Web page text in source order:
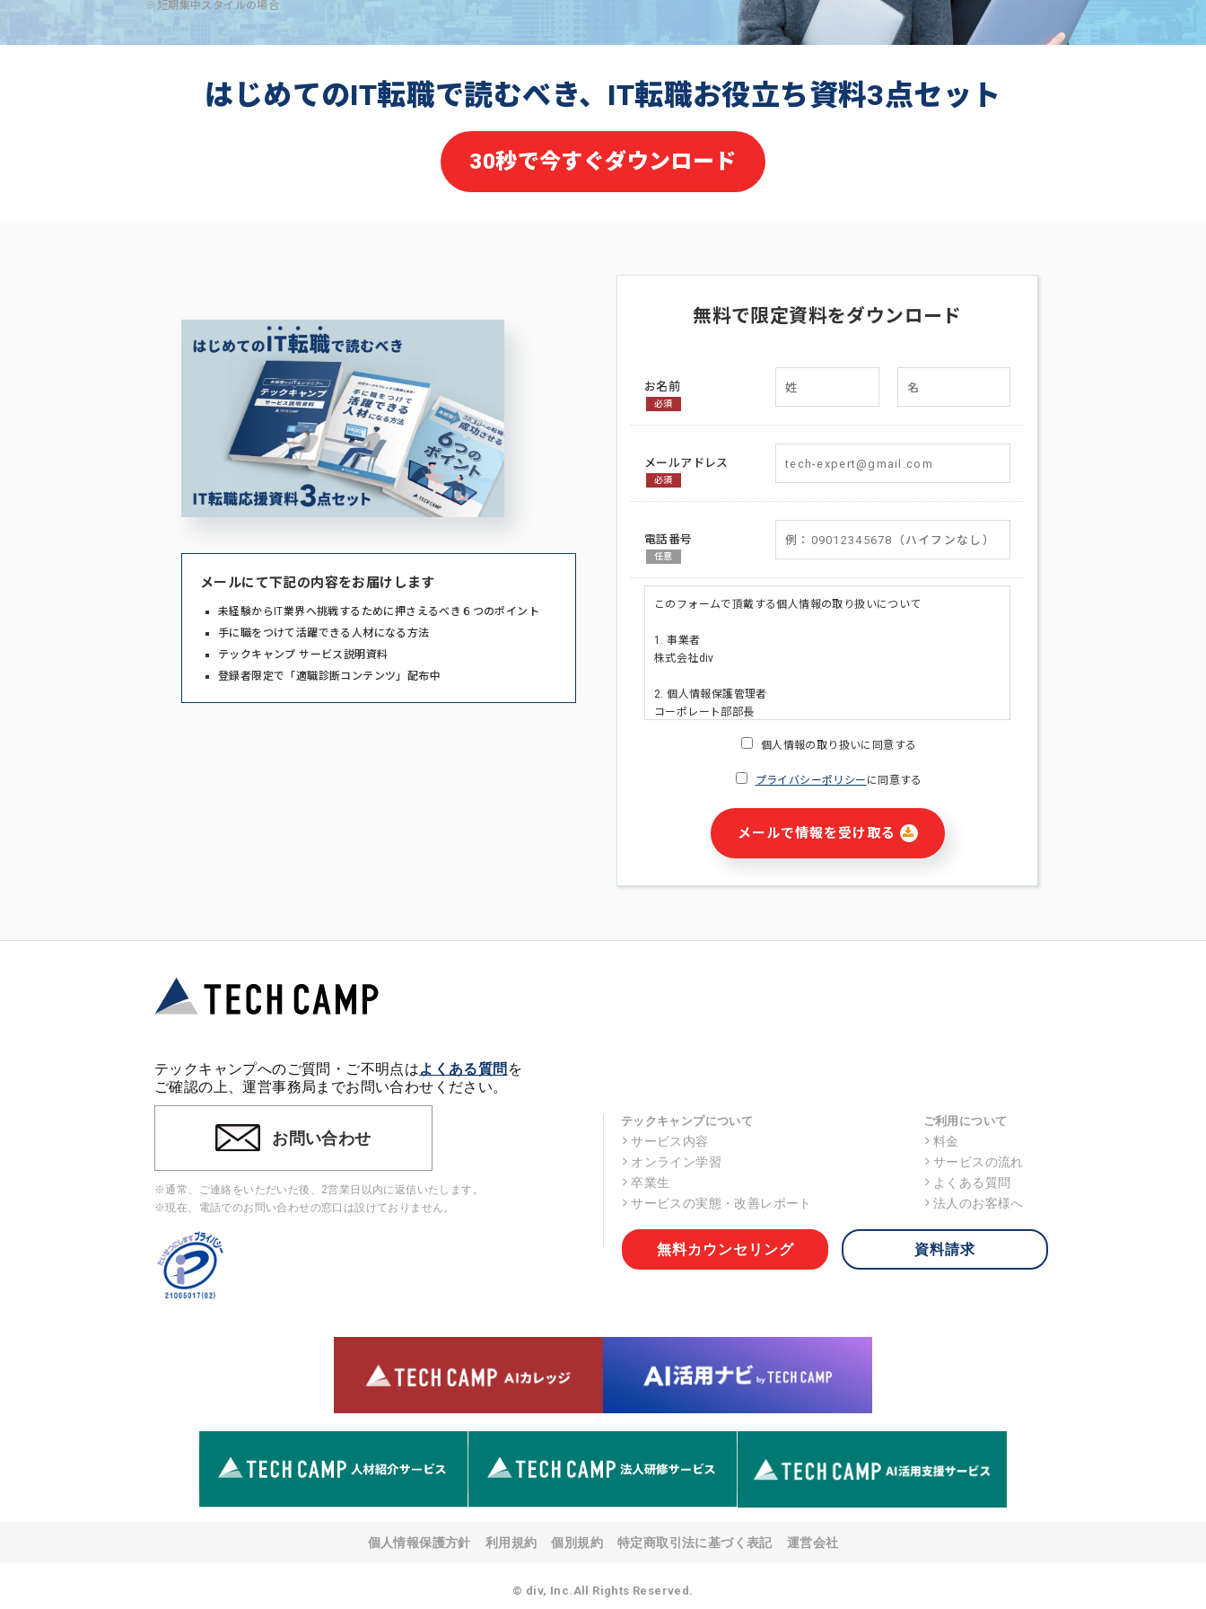
※短期集中スタイルの場合
はじめてのIT転職で読むべき、IT転職お役立ち資料3点セット
30秒で今すぐダウンロード
メールにて下記の内容をお届けします
未経験からIT業界へ挑戦するために押さえるべき６つのポイント
手に職をつけて活躍できる人材になる方法
テックキャンプ サービス説明資料
登録者限定で「適職診断コンテンツ」配布中
無料で限定資料をダウンロード
お名前
必須
メールアドレス
必須
電話番号
任意
このフォームで頂戴する個人情報の取り扱いについて
1. 事業者
株式会社div
2. 個人情報保護管理者
コーポレート部部長
・ご請求された資料の送付のため
・本サービス及び本サービスに関連する情報(当社及び第三者のサー
ビス又は商品等の広告配信・宣伝を含みますが、それらに限定されま
せん)の提供又はそれらに関する連絡のため
5. 個人情報取扱いの委託
当社は事業運営上、前項利用目的の範囲に限って個人情報を外部に委
託することがあります。この場合、個人情報保護水準の高い委託先を
選定し、個人情報の適正管理・機密保持についての契約を交わし、適
6. 個人情報の開示等の請求 ご本人様は、当社に対してご自身の個人
情報の開示等(利用目的の通知、開示、内容の訂正・追加・削除、利
す。ただし、申請が本人確認が不可能な場合や、個人情報保護法の定
す。 なお、アクセスログなどの個人情報以外の情報については、原則
【お問合せ窓口】
株式会社div 個人情報問合せ窓口
〒107-0052 東京都港区赤坂8-4-14 青山タワープレイス6階
メールアドレス:privacy_policy@di-v.co.jp
ご本人様が当社に個人情報を提供されるかどうかは任意によるもので
個人情報の取り扱いに同意する
プライバシーポリシー に同意する
メールで情報を受け取る
テックキャンプへのご質問・ご不明点はよくある質問 を
ご確認の上、運営事務局までお問い合わせください。
お問い合わせ
※通常、ご連絡をいただいた後、2営業日以内に返信いたします。
※現在、電話でのお問い合わせの窓口は設けておりません。
テックキャンプについて
サービス内容
オンライン学習
卒業生
サービスの実態・改善レポート
ご利用について
料金
サービスの流れ
よくある質問
法人のお客様へ
無料カウンセリング 資料請求
個人情報保護方針 利用規約 個別規約 特定商取引法に基づく表記 運営会社
© div, Inc.All Rights Reserved.